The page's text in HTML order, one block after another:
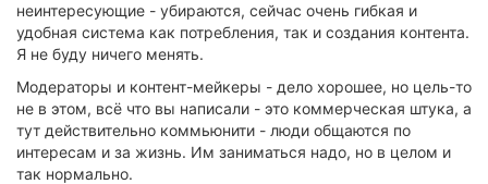
неинтересующие - убираются, сейчас очень гибкая и
удобная система как потребления, так и создания контента.
Я не буду ничего менять.
Модераторы и контент-мейкеры - дело хорошее, но цель-то
не в этом, всё что вы написали - это коммерческая штука, а
тут действительно коммьюнити - люди общаются по
интересам и за жизнь. Им заниматься надо, но в целом и
так нормально.